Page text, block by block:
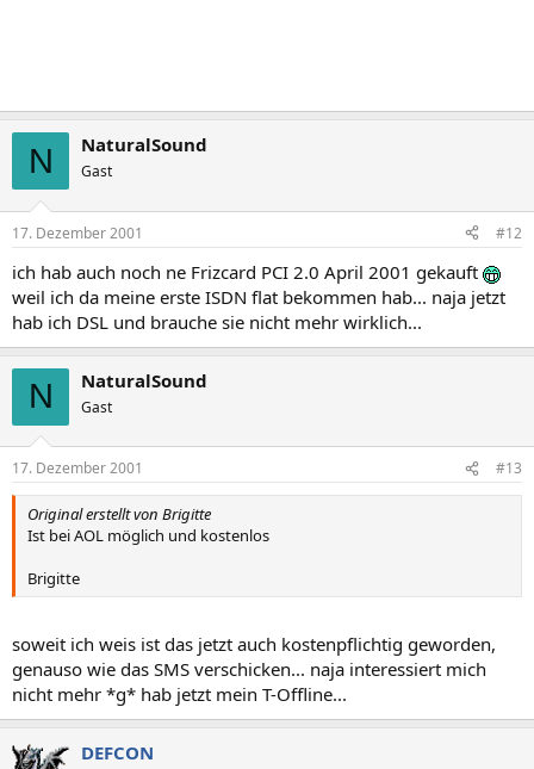
N NaturalSound
Gast
17. Dezember 2001 #12
ich hab auch noch ne Frizcard PCI 2.0 April 2001 gekauft
weil ich da meine erste ISDN flat bekommen hab... naja jetzt
hab ich DSL und brauche sie nicht mehr wirklich...
N NaturalSound
Gast
17. Dezember 2001 #13
Original erstellt von Brigitte
Ist bei AOL möglich und kostenlos
Brigitte
soweit ich weis ist das jetzt auch kostenpflichtig geworden,
genauso wie das SMS verschicken... naja interessiert mich
nicht mehr *g* hab jetzt mein T-Offline...
DEFCON